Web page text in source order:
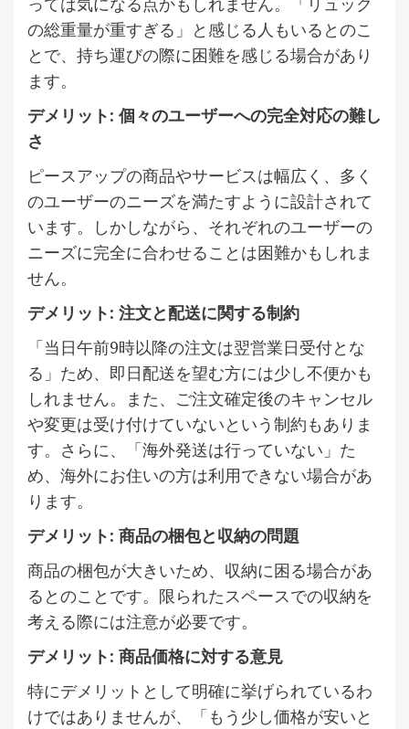
の総重量が重すぎる」と感じる人もいるとのこ
とで、持ち運びの際に困難を感じる場合があり
ます。
デメリット: 個々のユーザーへの完全対応の難し
さ
ピースアップの商品やサービスは幅広く、多く
のユーザーのニーズを満たすように設計されて
います。しかしながら、それぞれのユーザーの
ニーズに完全に合わせることは困難かもしれま
せん。
デメリット: 注文と配送に関する制約
「当日午前9時以降の注文は翌営業日受付とな
る」ため、即日配送を望む方には少し不便かも
しれません。また、ご注文確定後のキャンセル
や変更は受け付けていないという制約もありま
す。さらに、「海外発送は行っていない」た
め、海外にお住いの方は利用できない場合があ
ります。
デメリット: 商品の梱包と収納の問題
商品の梱包が大きいため、収納に困る場合があ
るとのことです。限られたスペースでの収納を
考える際には注意が必要です。
デメリット: 商品価格に対する意見
特にデメリットとして明確に挙げられているわ
けではありませんが、「もう少し価格が安いと